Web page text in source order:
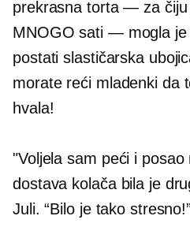
prekrasna torta — za čiju
MNOGO sati — mogla je
postati slastičarska
morate reći mladenki da
hvala!
"Voljela sam peći i
dostava kolača bila je
Juli. “Bilo je tako stresno!”